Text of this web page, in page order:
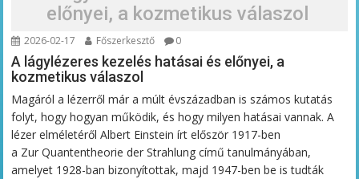
előnyei, a kozmetikus válaszol
2026-02-17 Főszerkesztő 0
A lágylézeres kezelés hatásai és előnyei, a
kozmetikus válaszol
Magáról a lézerről már a múlt évszázadban is számos kutatás
folyt, hogy hogyan működik, és hogy milyen hatásai vannak. A
lézer elméletéről Albert Einstein írt először 1917-ben
a Zur Quantentheorie der Strahlung című tanulmányában,
amelyet 1928-ban bizonyítottak, majd 1947-ben be is tudták